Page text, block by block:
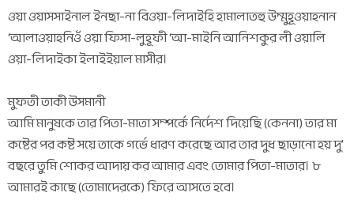
ওয়া ওয়াসসাইনাল ইনছা-না বিওয়া-লিদাইহি হামালাতহু উম্মুহূওয়াহনান
‘আলাওয়াহনিওঁ ওয়া ফিসা-লুহূফী ‘আ-মাইনি আনিশকুর লী ওয়ালি
ওয়া-লিদাইকা ইলাইইয়াল মাসীর।
মুফতী তাকী উসমানী
আমি মানুষকে তার পিতা-মাতা সম্পর্কে নির্দেশ দিয়েছি (কেননা) তার মা
কষ্টের পর কষ্ট সয়ে তাকে গর্ভে ধারণ করেছে আর তার দুধ ছাড়ানো হয় দু’
বছরে তুমি শোকর আদায় কর আমার এবং তোমার পিতা-মাতার। ৮
আমারই কাছে (তোমাদেরকে) ফিরে আসতে হবে।